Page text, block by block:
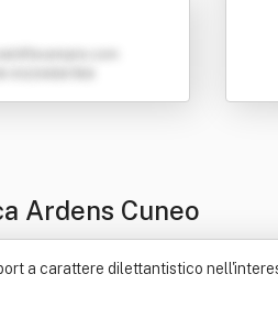
Ardens Cuneo
a carattere dilettantistico